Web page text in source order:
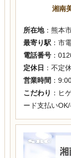
湘南
所在地：熊本
最寄り駅 ：市
電話番号：
定休日 ：不定
営業時間 ：
こだわり ：ヒ
ード支払い